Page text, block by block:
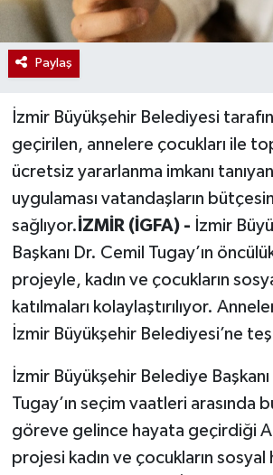
Paylaş
İzmir Büyükşehir Belediyesi
geçirilen, annelere çocukları ile
ücretsiz yararlanma imkanı
uygulaması vatandaşların
sağlıyor. İZMİR (İGFA) - İzmir
Başkanı Dr. Cemil Tugay’ın
projeyle, kadın ve çocukların
katılmaları kolaylaştırılıyor.
İzmir Büyükşehir Belediyesi’ne
İzmir Büyükşehir Belediye
Tugay’ın seçim vaatleri arasında
göreve gelince hayata geçirdiği
projesi kadın ve çocukların sosyal